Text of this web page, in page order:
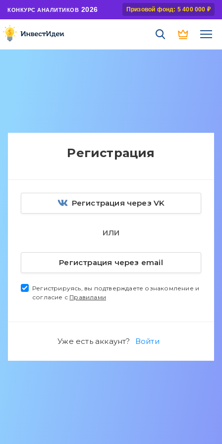
КОНКУРС АНАЛИТИКОВ 2026 Призовой фонд: 5 400 000 ₽
Регистрация
Регистрация через VK
ИЛИ
Регистрация через email
Регистрируясь, вы подтверждаете ознакомление и
согласие с Правилами
Уже есть аккаунт? Войти